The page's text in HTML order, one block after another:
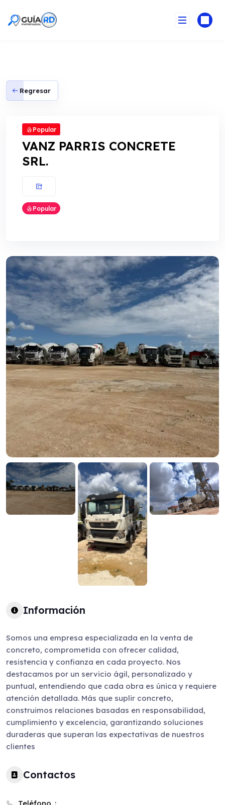
Regresar
Popular
VANZ PARRIS CONCRETE
SRL.
Popular
Información
Somos una empresa especializada en la venta de
concreto, comprometida con ofrecer calidad,
resistencia y confianza en cada proyecto. Nos
destacamos por un servicio ágil, personalizado y
puntual, entendiendo que cada obra es única y requiere
atención detallada. Más que suplir concreto,
construimos relaciones basadas en responsabilidad,
cumplimiento y excelencia, garantizando soluciones
duraderas que superan las expectativas de nuestros
clientes
Contactos
Guia Empresarial RD IA
¡Hola! ¿En qué puedo ayudarte?